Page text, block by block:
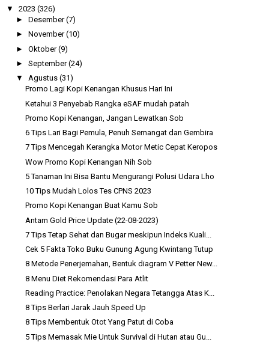
▼ 2023 (326)
► Desember(7)
► November(10)
► Oktober(9)
► September(24)
▼ Agustus (31)
Promo Lagi Kopi Kenangan Khusus Hari Ini
Ketahui 3 Penyebab Rangka eSAF mudah patah
Promo Kopi Kenangan, Jangan Lewatkan Sob
6 Tips Lari Bagi Pemula, Penuh Semangat dan Gembira
7 Tips Mencegah Kerangka Motor Metic Cepat Keropos
Wow Promo Kopi Kenangan Nih Sob
5 Tanaman Ini Bisa Bantu Mengurangi Polusi Udara Lho
10 Tips Mudah Lolos Tes CPNS 2023
Promo Kopi Kenangan Buat Kamu Sob
Antam Gold Price Update (22-08-2023)
7 Tips Tetap Sehat dan Bugar meskipun Indeks Kuali...
Cek 5 Fakta Toko Buku Gunung Agung Kwintang Tutup
8 Metode Penerjemahan, Bentuk diagram V Petter New...
8 Menu Diet Rekomendasi Para Atlit
Reading Practice: Penolakan Negara Tetangga Atas K...
8 Tips Berlari Jarak Jauh Speed Up
8 Tips Membentuk Otot Yang Patut di Coba
5 Tips Memasak Mie Untuk Survival di Hutan atau Gu...